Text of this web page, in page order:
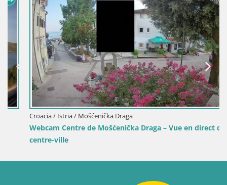
Croacia / Istria / Mošćenička Draga
Webcam Centre de Mošćenička Draga – Vue en direct du
centre-ville